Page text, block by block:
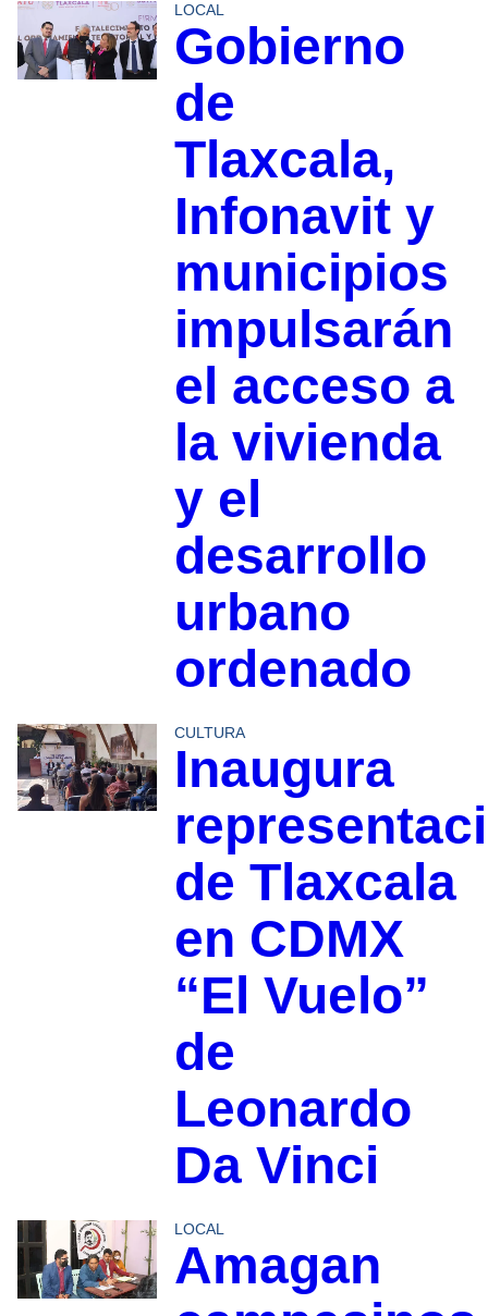
LOCAL
Gobierno
de
Tlaxcala,
Infonavit y
municipios
impulsarán
el acceso a
la vivienda
y el
desarrollo
urbano
ordenado
CULTURA
Inaugura
de Tlaxcala
en CDMX
“El Vuelo”
de
Leonardo
Da Vinci
LOCAL
Amagan